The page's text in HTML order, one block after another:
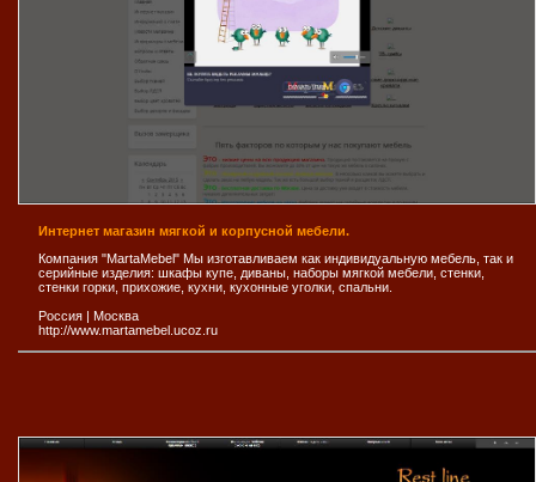
Интернет магазин мягкой и корпусной мебели.
Компания "MartaMebel" Мы изготавливаем как индивидуальную мебель, так и
серийные изделия: шкафы купе, диваны, наборы мягкой мебели, стенки,
стенки горки, прихожие, кухни, кухонные уголки, спальни.
Россия | Москва
http://www.martamebel.ucoz.ru